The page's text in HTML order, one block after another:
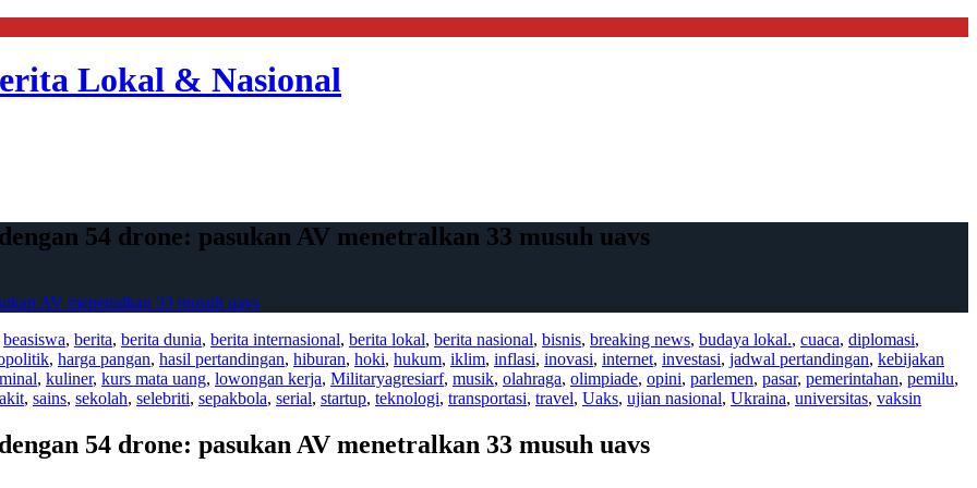
Lokal & Nasional
54 drone: pasukan AV menetralkan 33 musuh uavs
AV menetralkan 33 musuh uavs
beasiswa, berita, berita dunia, berita internasional, berita lokal, berita nasional, bisnis, breaking news, budaya lokal., cuaca, diplomasi,
, harga pangan, hasil pertandingan, hiburan, hoki, hukum, iklim, inflasi, inovasi, internet, investasi, jadwal pertandingan, kebijakan
, kuliner, kurs mata uang, lowongan kerja, Militaryagresiarf, musik, olahraga, olimpiade, opini, parlemen, pasar, pemerintahan, pemilu,
, sains, sekolah, selebriti, sepakbola, serial, startup, teknologi, transportasi, travel, Uaks, ujian nasional, Ukraina, universitas, vaksin
54 drone: pasukan AV menetralkan 33 musuh uavs